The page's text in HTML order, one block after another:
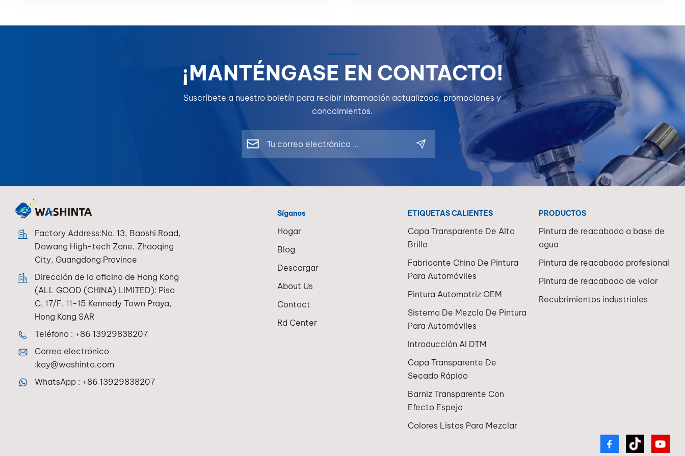
puede afectar la apariencia
markets. Stand S2-...
¡MANTÉNGASE EN CONTACTO!
Suscríbete a nuestro boletín para recibir información actualizada, promociones y
conocimientos.
Factory Address:No. 13, Baoshi Road,
Dawang High-tech Zone, Zhaoqing
City, Guangdong Province
Dirección de la oficina de Hong Kong
(ALL GOOD (CHINA) LIMITED): Piso
C, 17/F, 11-15 Kennedy Town Praya,
Hong Kong SAR
Teléfono : +86 13929838207
Correo electrónico
:kay@washinta.com
WhatsApp : +86 13929838207
PRODUCTOS
Pintura de reacabado a base de
agua
Pintura de reacabado profesional
Pintura de reacabado de valor
Recubrimientos industriales
ETIQUETAS CALIENTES
Capa Transparente De Alto
Brillo
Fabricante Chino De Pintura
Para Automóviles
Pintura Automotriz OEM
Sistema De Mezcla De Pintura
Para Automóviles
Introducción Al DTM
Capa Transparente De
Secado Rápido
Barniz Transparente Con
Efecto Espejo
Colores Listos Para Mezclar
Síganos
Hogar
Blog
Descargar
About Us
Contact
Rd Center